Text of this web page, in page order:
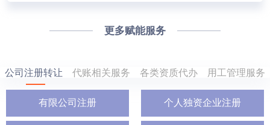
更多赋能服务
公司注册转让 代账相关服务 各类资质代办 用工管理服务
有限公司注册 个人独资企业注册